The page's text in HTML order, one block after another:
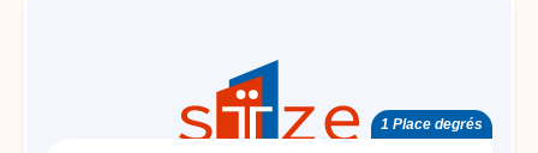
1 Place degrés